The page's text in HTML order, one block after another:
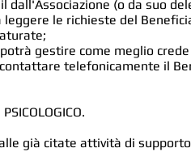
dall'Associazione (o da suo
le richieste del
gestire come meglio
telefonicamente il
già citate attività di